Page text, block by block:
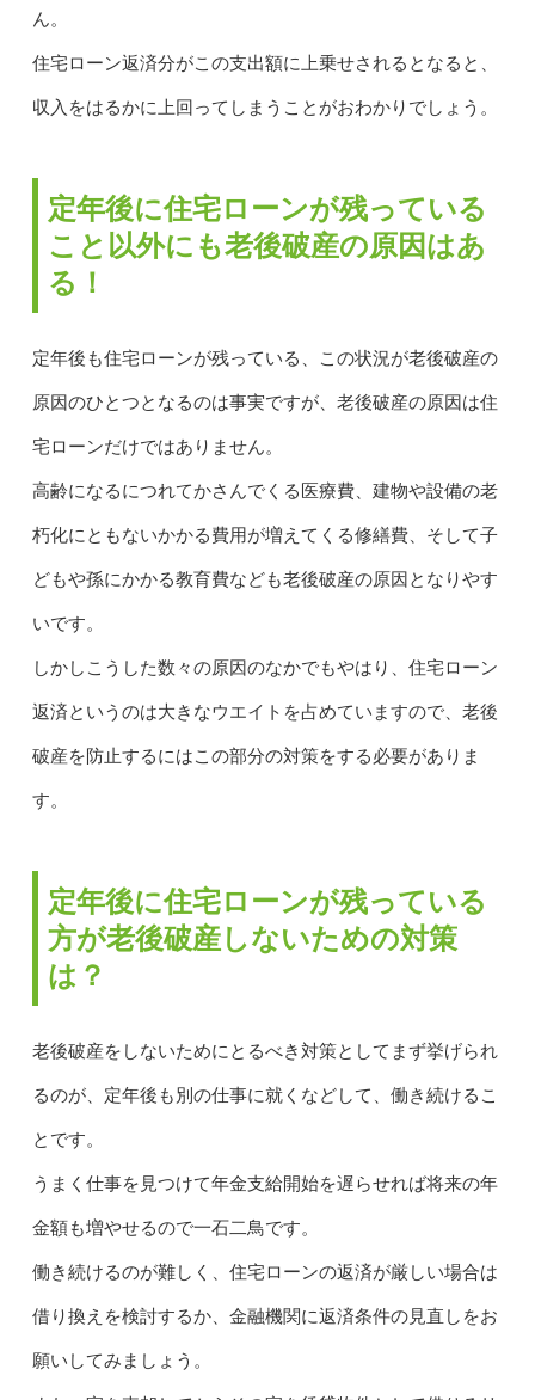
ん。
住宅ローン返済分がこの支出額に上乗せされるとなると、
収入をはるかに上回ってしまうことがおわかりでしょう。
定年後に住宅ローンが残っている
こと以外にも老後破産の原因はあ
る！
定年後も住宅ローンが残っている、この状況が老後破産の
原因のひとつとなるのは事実ですが、老後破産の原因は住
宅ローンだけではありません。
高齢になるにつれてかさんでくる医療費、建物や設備の老
朽化にともないかかる費用が増えてくる修繕費、そして子
どもや孫にかかる教育費なども老後破産の原因となりやす
いです。
しかしこうした数々の原因のなかでもやはり、住宅ローン
返済というのは大きなウエイトを占めていますので、老後
破産を防止するにはこの部分の対策をする必要がありま
す。
定年後に住宅ローンが残っている
方が老後破産しないための対策
は？
老後破産をしないためにとるべき対策としてまず挙げられ
るのが、定年後も別の仕事に就くなどして、働き続けるこ
とです。
うまく仕事を見つけて年金支給開始を遅らせれば将来の年
金額も増やせるので一石二鳥です。
働き続けるのが難しく、住宅ローンの返済が厳しい場合は
借り換えを検討するか、金融機関に返済条件の見直しをお
願いしてみましょう。